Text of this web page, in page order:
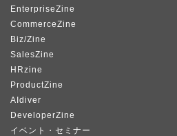
EnterpriseZine
CommerceZine
Biz/Zine
SalesZine
HRzine
ProductZine
AIdiver
DeveloperZine
イベント・セミナー